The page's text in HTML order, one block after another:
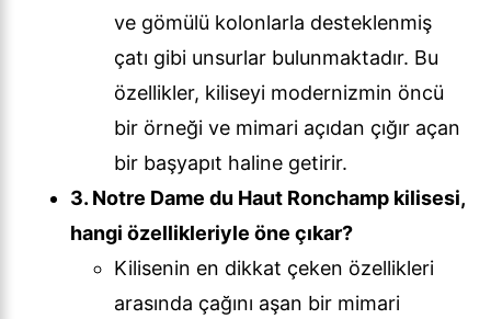
ve gömülü kolonlarla desteklenmiş
çatı gibi unsurlar bulunmaktadır. Bu
özellikler, kiliseyi modernizmin öncü
bir örneği ve mimari açıdan çığır açan
bir başyapıt haline getirir.
3. Notre Dame du Haut Ronchamp kilisesi,
hangi özellikleriyle öne çıkar?
Kilisenin en dikkat çeken özellikleri
arasında çağını aşan bir mimari